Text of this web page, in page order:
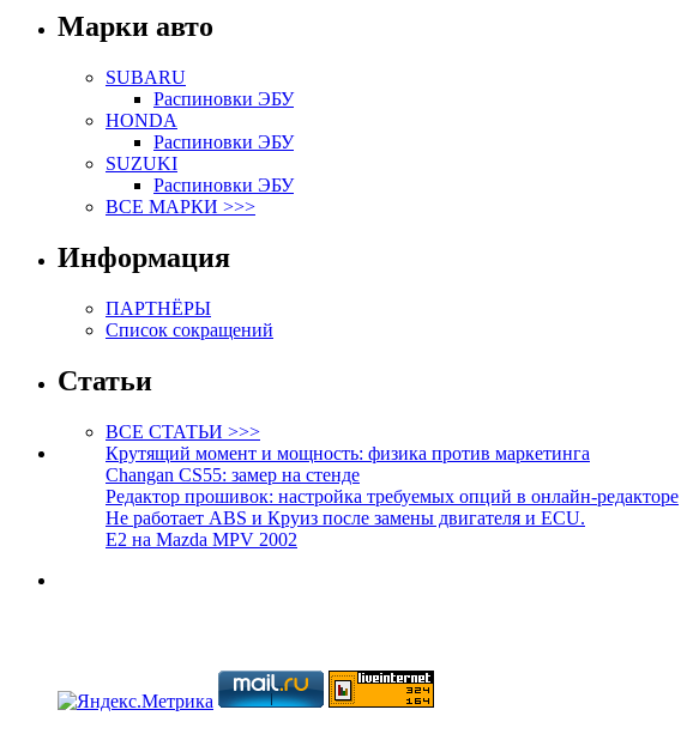
Марки авто
SUBARU
Распиновки ЭБУ
HONDA
Распиновки ЭБУ
SUZUKI
Распиновки ЭБУ
ВСЕ МАРКИ >>>
Информация
ПАРТНЁРЫ
Список сокращений
Статьи
ВСЕ СТАТЬИ >>>
Крутящий момент и мощность: физика против маркетинга
Changan CS55: замер на стенде
Редактор прошивок: настройка требуемых опций в онлайн-редакторе
Не работает ABS и Круиз после замены двигателя и ECU.
E2 на Mazda MPV 2002